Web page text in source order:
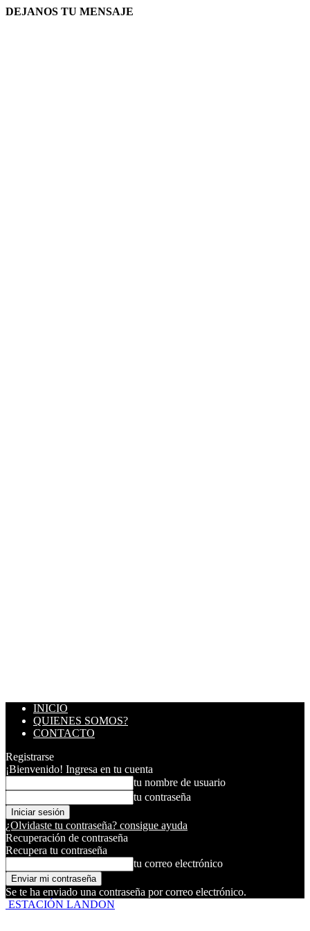
DEJANOS TU MENSAJE
INICIO
QUIENES SOMOS?
CONTACTO
Registrarse
¡Bienvenido! Ingresa en tu cuenta
tu nombre de usuario
tu contraseña
¿Olvidaste tu contraseña? consigue ayuda
Recuperación de contraseña
Recupera tu contraseña
tu correo electrónico
Se te ha enviado una contraseña por correo electrónico.
ESTACIÓN LANDON